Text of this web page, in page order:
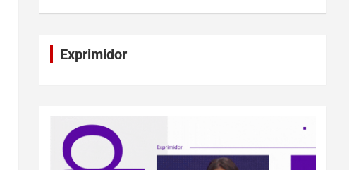
Exprimidor